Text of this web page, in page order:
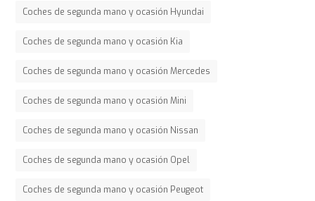
Coches de segunda mano y ocasión Hyundai
Coches de segunda mano y ocasión Kia
Coches de segunda mano y ocasión Mercedes
Coches de segunda mano y ocasión Mini
Coches de segunda mano y ocasión Nissan
Coches de segunda mano y ocasión Opel
Coches de segunda mano y ocasión Peugeot